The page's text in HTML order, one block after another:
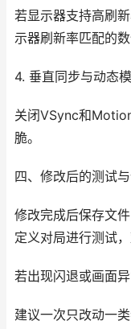
若显示器支持高刷
示器刷新率匹配的
4. 垂直同步与动态
关闭VSync和
脆。
四、修改后的测试
修改完成后保存文
定义对局进行测试
若出现闪退或画面
建议一次只改动一